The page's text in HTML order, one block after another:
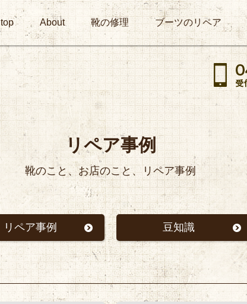
top About 靴の修理 ブーツのリペア
リペア事例
靴のこと、お店のこと、リペア事例
リペア事例 豆知識